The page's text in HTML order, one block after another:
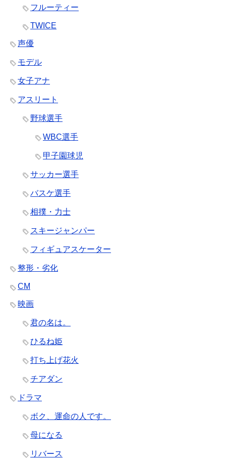
フルーティー
TWICE
声優
モデル
女子アナ
アスリート
野球選手
WBC選手
甲子園球児
サッカー選手
バスケ選手
相撲・力士
スキージャンパー
フィギュアスケーター
整形・劣化
CM
映画
君の名は。
ひるね姫
打ち上げ花火
チアダン
ドラマ
ボク、運命の人です。
母になる
リバース